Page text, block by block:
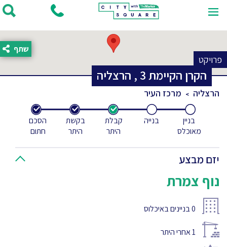
פרויקט
הקרן הקיימת3
, הרצליה
שתף
הרצליה מרכז העיר
בניין
מאוכלס
בנייה
קבלת
היתר
בקשת
היתר
הסכם
חתום
יזם מבצע
נוף צמרת
0בניינים באיכלוס
1אחרי היתר